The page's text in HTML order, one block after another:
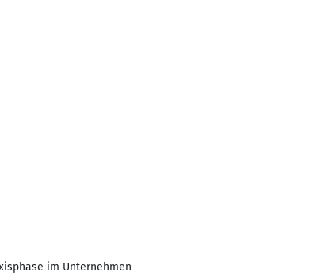
im Unternehmen